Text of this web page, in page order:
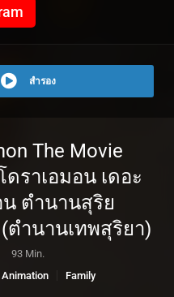
สำรอง
The Movie
ดราเอมอน เดอะ
ตำนานสุริย
ตำนานเทพสุริยา)
93 Min.
Animation
Family